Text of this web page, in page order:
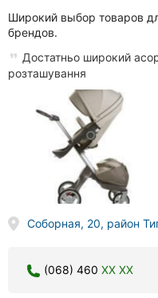
Широкий выбор товаров
брендов.
Достатньо широкий
розташування
Соборная, 20, район
(068) 460 XX XX